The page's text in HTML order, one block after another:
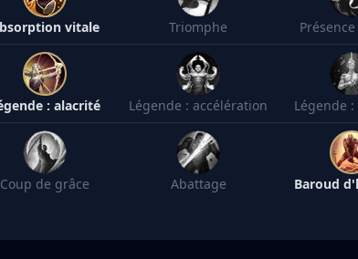
vitale Triomphe
: alacrité Légende : accélération Légende
Coup de grâce Abattage Baroud